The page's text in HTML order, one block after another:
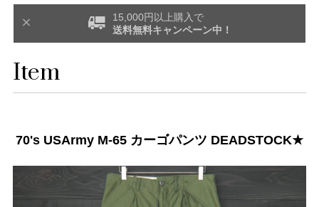
15,000円以上購入で
送料無料キャンペーン中！
Item
70's USArmy M-65 カーゴパンツ DEADSTOCK★